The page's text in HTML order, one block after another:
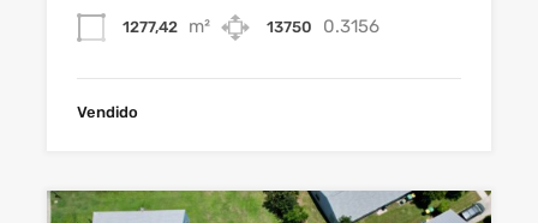
1277,42 m² 13750 0.3156
Vendido